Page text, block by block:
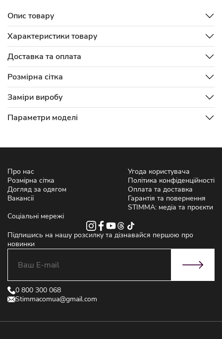
Опис товару
Характеристики товару
Доставка та оплата
Розмірна сітка
Заміри виробу
Параметри моделі
Про нас
Розмірна сітка
Догляд за одягом
Вакансії
Угода користувача
Політика конфіденційності
Оплата та доставка
Гарантія та повернення
STIMMA: медіа та проєкти
Соціальні мережі
Підпишись на нашу розсилку та дізнавайся першою про
новинки
0 800 300 068
Stimmacomua@gmail.com